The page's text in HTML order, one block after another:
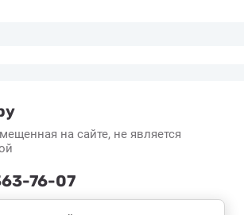
на сайте, не является
76-07